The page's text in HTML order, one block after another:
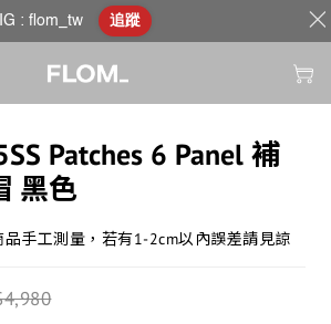
Patches 6 Panel 補
黑色
手工測量，若有1-2cm以內誤差請見諒
IG : flom_tw 追蹤